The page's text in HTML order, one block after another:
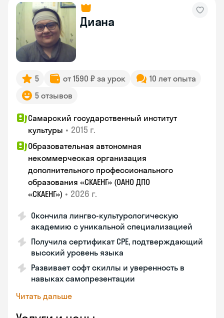
Диана
5 от 1590 ₽ за урок
10 лет опыта
5 отзывов
Самарский государственный институт
культуры • 2015 г.
Образовательная автономная
некоммерческая организация
дополнительного профессионального
образования «СКАЕНГ» (ОАНО ДПО
«СКАЕНГ») • 2026 г.
Окончила лингво-культурологическую
академию с уникальной специализацией
Получила сертификат CPE, подтверждающий
высокий уровень языка
Развивает софт скиллы и уверенность в
навыках самопрезентации
Читать дальше